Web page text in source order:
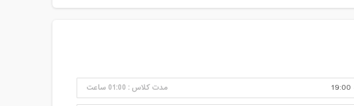
مدت کلاس : 01:00 ساعت